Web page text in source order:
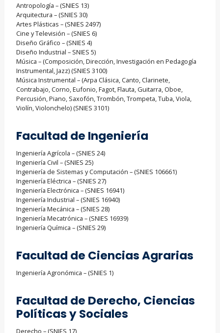
Antropología – (SNIES 13)
Arquitectura – (SNIES 30)
Artes Plásticas – (SNIES 2497)
Cine y Televisión – (SNIES 6)
Diseño Gráfico – (SNIES 4)
Diseño Industrial – SNIES 5)
Música – (Composición, Dirección, Investigación en Pedagogía
Instrumental, Jazz) (SNIES 3100)
Música Instrumental – (Arpa Clásica, Canto, Clarinete,
Contrabajo, Corno, Eufonio, Fagot, Flauta, Guitarra, Oboe,
Percusión, Piano, Saxofón, Trombón, Trompeta, Tuba, Viola,
Violín, Violonchelo) (SNIES 3101)
Facultad de Ingeniería
Ingeniería Agrícola – (SNIES 24)
Ingeniería Civil – (SNIES 25)
Ingeniería de Sistemas y Computación – (SNIES 106661)
Ingeniería Eléctrica – (SNIES 27)
Ingeniería Electrónica – (SNIES 16941)
Ingeniería Industrial – (SNIES 16940)
Ingeniería Mecánica – (SNIES 28)
Ingeniería Mecatrónica – (SNIES 16939)
Ingeniería Química – (SNIES 29)
Facultad de Ciencias Agrarias
Ingeniería Agronómica – (SNIES 1)
Facultad de Derecho, Ciencias
Políticas y Sociales
Derecho – (SNIES 17)